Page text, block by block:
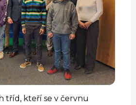
tříd, kteří se v červnu